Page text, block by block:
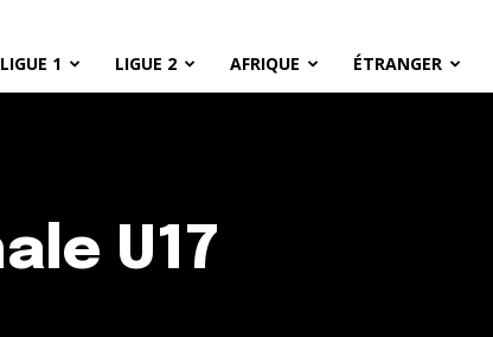
LIGUE 1 LIGUE 2 AFRIQUE ÉTRANGER
U17